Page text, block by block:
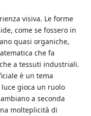
visiva. Le forme
come se fossero in
quasi organiche,
che fa
a tessuti industriali.
è un tema
gioca un ruolo
a seconda
molteplicità di